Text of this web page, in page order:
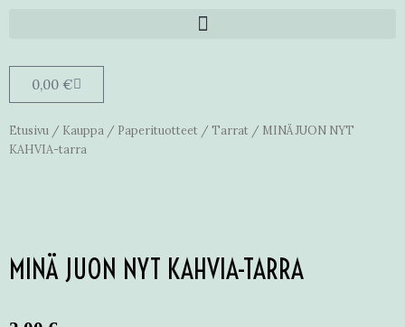
0,00 €
Etusivu / Kauppa / Paperituotteet /Tarrat / MINÄ JUON NYT
KAHVIA-tarra
MINÄ JUON NYT KAHVIA-TARRA